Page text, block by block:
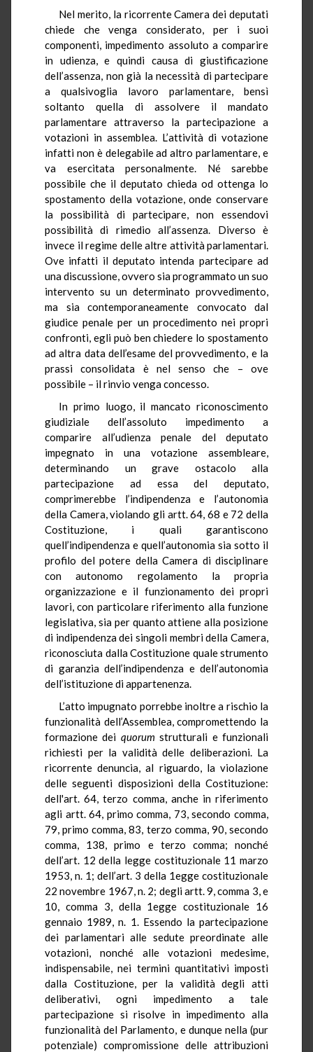
Nel merito, la ricorrente Camera dei deputati
chiede che venga considerato, per i suoi
componenti, impedimento assoluto a comparire
in udienza, e quindi causa di giustificazione
dell’assenza, non già la necessità di partecipare
a qualsivoglia lavoro parlamentare, bensì
soltanto quella di assolvere il mandato
parlamentare attraverso la partecipazione a
votazioni in assemblea. L’attività di votazione
infatti non è delegabile ad altro parlamentare, e
va esercitata personalmente. Né sarebbe
possibile che il deputato chieda od ottenga lo
spostamento della votazione, onde conservare
la possibilità di partecipare, non essendovi
possibilità di rimedio all’assenza. Diverso è
invece il regime delle altre attività parlamentari.
Ove infatti il deputato intenda partecipare ad
una discussione, ovvero sia programmato un suo
intervento su un determinato provvedimento,
ma sia contemporaneamente convocato dal
giudice penale per un procedimento nei propri
confronti, egli può ben chiedere lo spostamento
ad altra data dell’esame del provvedimento, e la
prassi consolidata è nel senso che – ove
possibile – il rinvio venga concesso.
In primo luogo, il mancato riconoscimento
giudiziale dell’assoluto impedimento a
comparire all’udienza penale del deputato
impegnato in una votazione assembleare,
determinando un grave ostacolo alla
partecipazione ad essa del deputato,
comprimerebbe l’indipendenza e l’autonomia
della Camera, violando gli artt. 64, 68 e 72 della
Costituzione, i quali garantiscono
quell’indipendenza e quell’autonomia sia sotto il
profilo del potere della Camera di disciplinare
con autonomo regolamento la propria
organizzazione e il funzionamento dei propri
lavori, con particolare riferimento alla funzione
legislativa, sia per quanto attiene alla posizione
di indipendenza dei singoli membri della Camera,
riconosciuta dalla Costituzione quale strumento
di garanzia dell’indipendenza e dell’autonomia
dell’istituzione di appartenenza.
L’atto impugnato porrebbe inoltre a rischio la
funzionalità dell’Assemblea, compromettendo la
formazione dei quorum strutturali e funzionali
richiesti per la validità delle deliberazioni. La
ricorrente denuncia, al riguardo, la violazione
delle seguenti disposizioni della Costituzione:
dell'art. 64, terzo comma, anche in riferimento
agli artt. 64, primo comma, 73, secondo comma,
79, primo comma, 83, terzo comma, 90, secondo
comma, 138, primo e terzo comma; nonché
dell’art. 12 della legge costituzionale 11 marzo
1953, n. 1; dell’art. 3 della 1egge costituzionale
22 novembre 1967, n. 2; degli artt. 9, comma 3, e
10, comma 3, della 1egge costituzionale 16
gennaio 1989, n. 1. Essendo la partecipazione
dei parlamentari alle sedute preordinate alle
votazioni, nonché alle votazioni medesime,
indispensabile, nei termini quantitativi imposti
dalla Costituzione, per la validità degli atti
deliberativi, ogni impedimento a tale
partecipazione si risolve in impedimento alla
funzionalità del Parlamento, e dunque nella (pur
potenziale) compromissione delle attribuzioni